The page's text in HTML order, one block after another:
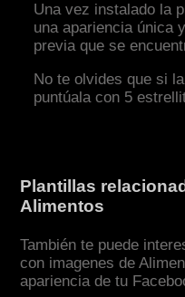
Una vez instalado la
una apariencia única
previa que se
No te olvides que si
puntúala con 5
Plantillas
Alimentos
También te puede
con imagenes de
apariencia de tu